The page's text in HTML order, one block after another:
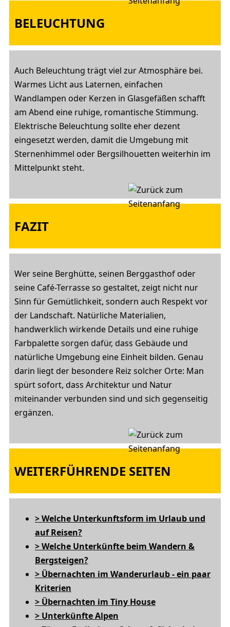
BELEUCHTUNG
Auch Beleuchtung trägt viel zur Atmosphäre bei.
Warmes Licht aus Laternen, einfachen
Wandlampen oder Kerzen in Glasgefäßen schafft
am Abend eine ruhige, romantische Stimmung.
Elektrische Beleuchtung sollte eher dezent
eingesetzt werden, damit die Umgebung mit
Sternenhimmel oder Bergsilhouetten weiterhin im
Mittelpunkt steht.
FAZIT
Wer seine Berghütte, seinen Berggasthof oder
seine Café-Terrasse so gestaltet, zeigt nicht nur
Sinn für Gemütlichkeit, sondern auch Respekt vor
der Landschaft. Natürliche Materialien,
handwerklich wirkende Details und eine ruhige
Farbpalette sorgen dafür, dass Gebäude und
natürliche Umgebung eine Einheit bilden. Genau
darin liegt der besondere Reiz solcher Orte: Man
spürt sofort, dass Architektur und Natur
miteinander verbunden sind und sich gegenseitig
ergänzen.
WEITERFÜHRENDE SEITEN
>Welche Unterkunftsform im Urlaub und
auf Reisen?
> Welche Unterkünfte beim Wandern &
Bergsteigen?
> Übernachten im Wanderurlaub - ein paar
Kriterien
> Übernachten im Tiny House
> Unterkünfte Alpen